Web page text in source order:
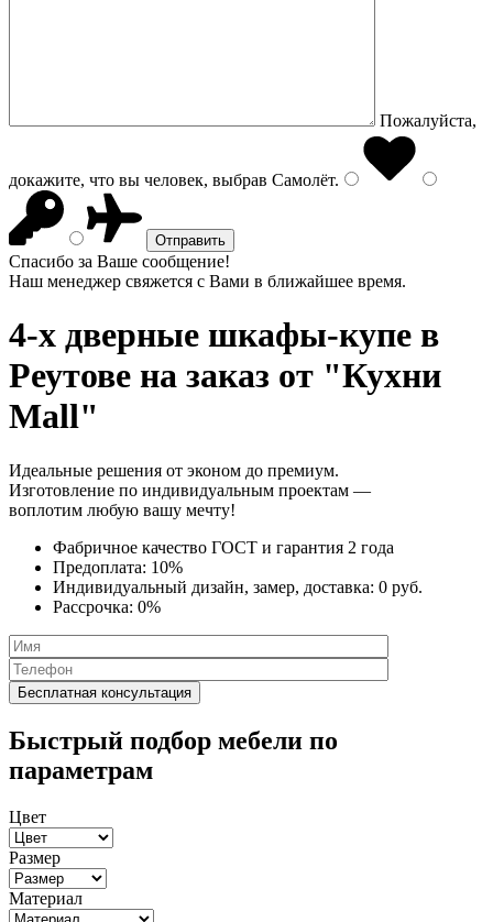
Пожалуйста,
докажите, что вы человек, выбрав Самолёт.
Спасибо за Ваше сообщение!
Наш менеджер свяжется с Вами в ближайшее время.
4-х дверные шкафы-купе в
Реутове на заказ от "Кухни
Mall"
Идеальные решения от эконом до премиум.
Изготовление по индивидуальным проектам —
воплотим любую вашу мечту!
Фабричное качество ГОСТ и гарантия 2 года
Предоплата: 10%
Индивидуальный дизайн, замер, доставка: 0 руб.
Рассрочка: 0%
Быстрый подбор мебели по
параметрам
Цвет
Размер
Материал